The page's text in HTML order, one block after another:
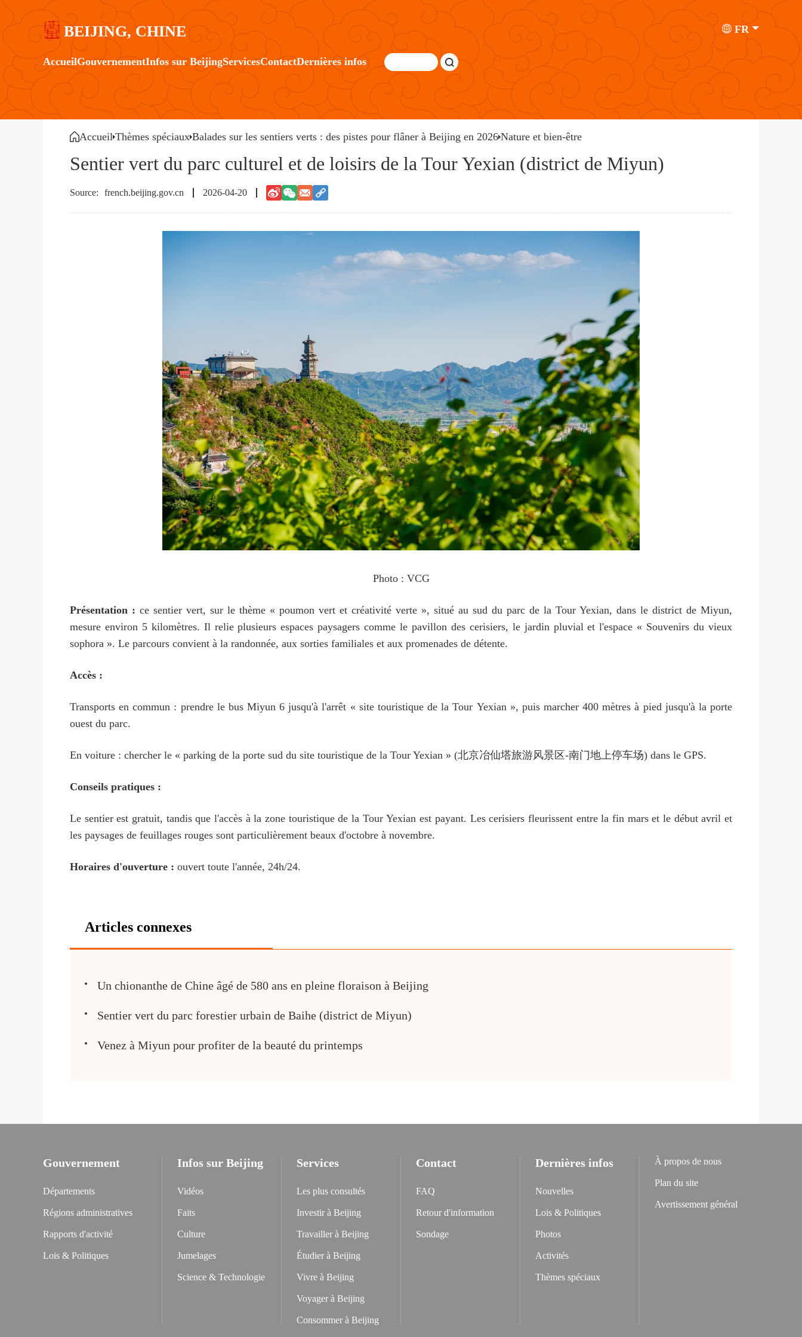
BEIJING, CHINE FR
AccueilGouvernementInfos sur BeijingServicesContactDernières infos
Accueil Thèmes spéciaux Balades sur les sentiers verts : des pistes pour flâner à Beijing en 2026 Nature et bien-être
Sentier vert du parc culturel et de loisirs de la Tour Yexian (district de Miyun)
french.beijing.gov.cn 2026-04-20
Photo : VCG
Présentation : ce sentier vert, sur le thème « poumon vert et créativité verte », situé au sud du parc de la Tour Yexian, dans le district de Miyun,
mesure environ 5 kilomètres. Il relie plusieurs espaces paysagers comme le pavillon des cerisiers, le jardin pluvial et l'espace « Souvenirs du vieux
sophora ». Le parcours convient à la randonnée, aux sorties familiales et aux promenades de détente.
Accès :
Transports en commun : prendre le bus Miyun 6 jusqu'à l'arrêt « site touristique de la Tour Yexian », puis marcher 400 mètres à pied jusqu'à la porte
ouest du parc.
En voiture : chercher le « parking de la porte sud du site touristique de la Tour Yexian » (北京冶仙塔旅游风景区-南门地上停车场) dans le GPS.
Conseils pratiques :
Le sentier est gratuit, tandis que l'accès à la zone touristique de la Tour Yexian est payant. Les cerisiers fleurissent entre la fin mars et le début avril et
les paysages de feuillages rouges sont particulièrement beaux d'octobre à novembre.
Horaires d'ouverture : ouvert toute l'année, 24h/24.
Articles connexes
Un chionanthe de Chine âgé de 580 ans en pleine floraison à Beijing
Sentier vert du parc forestier urbain de Baihe (district de Miyun)
Venez à Miyun pour profiter de la beauté du printemps
Gouvernement
Départements
Régions administratives
Rapports d'activité
Lois & Politiques
Infos sur Beijing
Vidéos
Faits
Culture
Jumelages
Science & Technologie
Services
Les plus consultés
Investir à Beijing
Travailler à Beijing
Étudier à Beijing
Vivre à Beijing
Voyager à Beijing
Consommer à Beijing
Contact
FAQ
Retour d'information
Sondage
Dernières infos
Nouvelles
Lois & Politiques
Photos
Activités
Thèmes spéciaux
À propos de nous
Plan du site
Avertissement général